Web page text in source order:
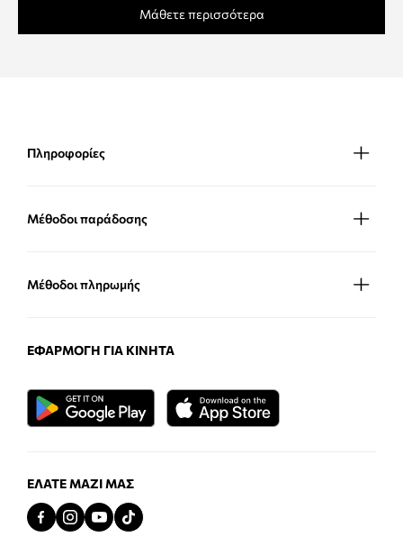
Μάθετε περισσότερα
Πληροφορίες
Μέθοδοι παράδοσης
Μέθοδοι πληρωμής
ΕΦΑΡΜΟΓΉ ΓΙΑ ΚΙΝΗΤΆ
ΕΛΆΤΕ ΜΑΖΊ ΜΑΣ